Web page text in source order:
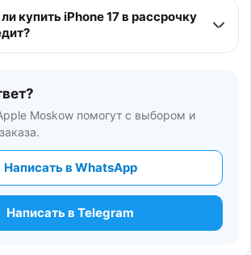
купить iPhone 17 в рассрочку
Moskow помогут с выбором и
Написать в WhatsApp
Написать в Telegram